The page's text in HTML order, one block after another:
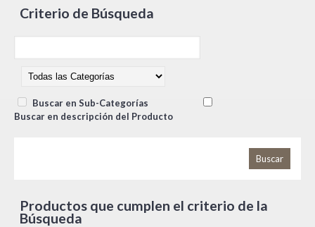
Criterio de Búsqueda
Buscar en Sub-Categorías
Buscar en descripción del Producto
Productos que cumplen el criterio de la
Búsqueda